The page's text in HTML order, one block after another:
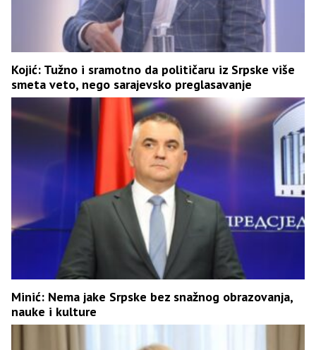
Kojić: Tužno i sramotno da političaru iz Srpske više
smeta veto, nego sarajevsko preglasavanje
Minić: Nema jake Srpske bez snažnog obrazovanja,
nauke i kulture